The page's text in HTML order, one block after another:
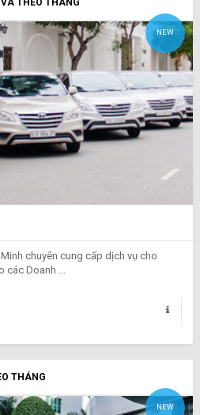
NEW
chuyên cung cấp dịch vụ cho
các Doanh ...
THÁNG
NEW